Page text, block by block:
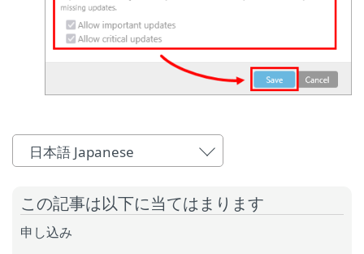
日本語 Japanese
この記事は以下に当てはまります
申し込み